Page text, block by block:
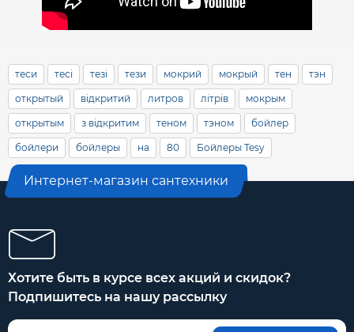
теси тесі тезі тези мокрий мокрый тен тэн
открытый відкритий литров літрів мокрым
открытым з відкритим теном тэном бойлер
бойлери бойлеры на 80 Бойлеры Tesy
Интернет-магазин сантехники
Хотите быть в курсе всех акций и скидок?
Подпишитесь на нашу рассылку